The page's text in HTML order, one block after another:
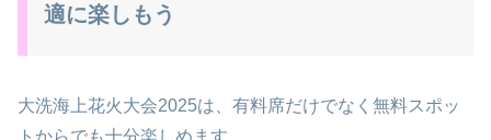
適に楽しもう
大洗海上花火大会2025は、有料席だけでなく無料スポッ